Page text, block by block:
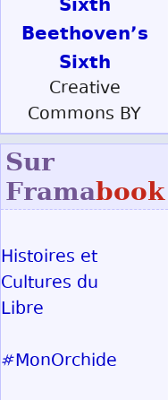
Beethoven’s
Sixth
Creative
Commons BY
Sur
Framabook
Histoires et
Cultures du
Libre
#MonOrchide